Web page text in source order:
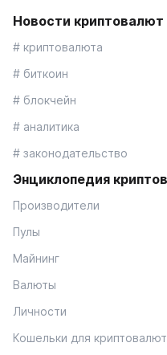
Новости криптовалют
# криптовалюта
# биткоин
# блокчейн
# аналитика
# законодательство
Энциклопедия
Производители
Пулы
Майнинг
Валюты
Личности
Кошельки для криптовалют